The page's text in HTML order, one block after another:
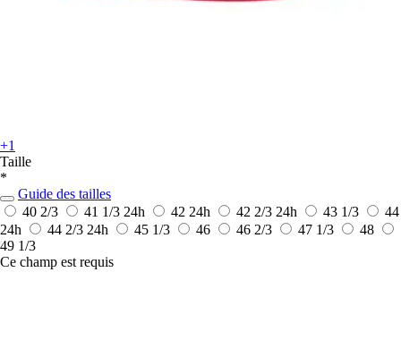
+1
Taille
*
Guide des tailles
40 2/3
41 1/3 24h 42 24h 42 2/3 24h 43 1/3
44
24h
44 2/3 24h 45 1/3 46 46 2/3 47 1/3
48
49 1/3
Ce champ est requis